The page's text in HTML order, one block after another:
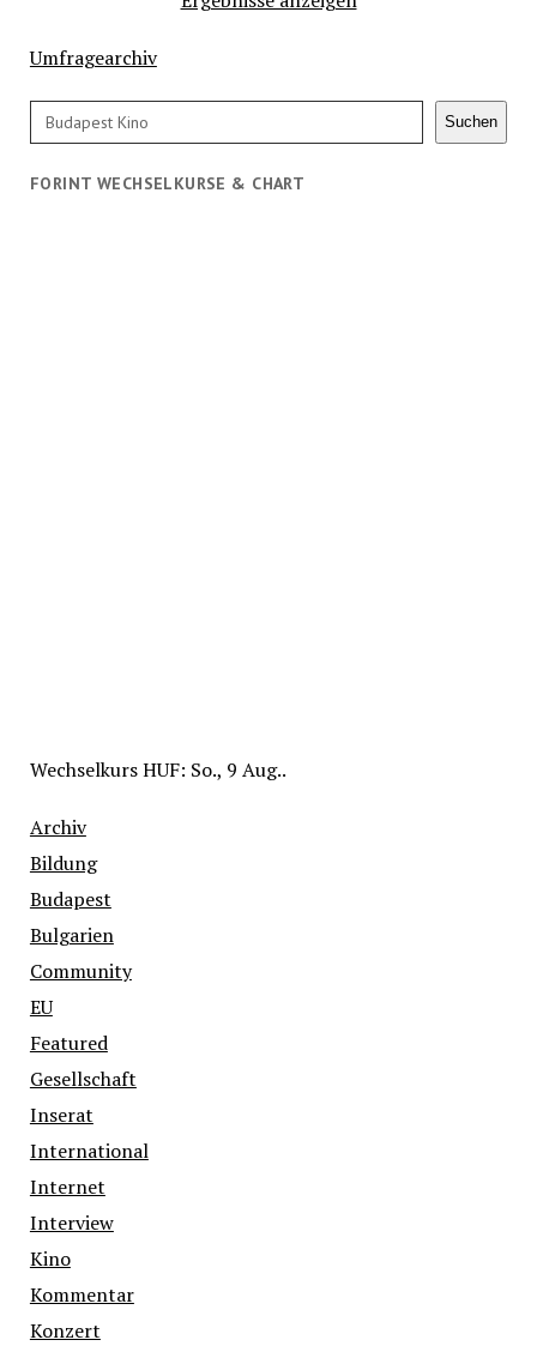
Umfragearchiv
Suchen Suchen
FORINT WECHSELKURSE & CHART
WechselkursHUF: So., 9 Aug..
Archiv
Bildung
Budapest
Bulgarien
Community
EU
Featured
Gesellschaft
Inserat
International
Internet
Interview
Kino
Kommentar
Konzert